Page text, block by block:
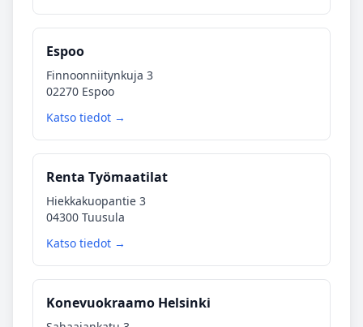
Espoo
Finnoonniitynkuja 3
02270 Espoo
Katso tiedot →
Renta Työmaatilat
Hiekkakuopantie 3
04300 Tuusula
Katso tiedot →
Konevuokraamo Helsinki